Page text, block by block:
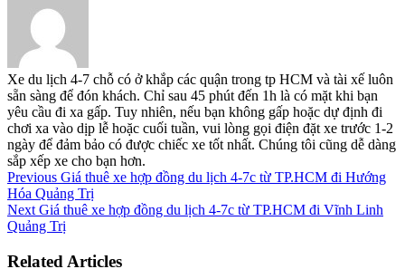
Xe du lịch 4-7 chỗ có ở khắp các quận trong tp HCM và tài xế luôn
sẵn sàng để đón khách. Chỉ sau 45 phút đến 1h là có mặt khi bạn
yêu cầu đi xa gấp. Tuy nhiên, nếu bạn không gấp hoặc dự định đi
chơi xa vào dịp lễ hoặc cuối tuần, vui lòng gọi điện đặt xe trước 1-2
ngày để đảm bảo có được chiếc xe tốt nhất. Chúng tôi cũng dễ dàng
sắp xếp xe cho bạn hơn.
Previous Giá thuê xe hợp đồng du lịch 4-7c từ TP.HCM đi Hướng
Hóa Quảng Trị
Next Giá thuê xe hợp đồng du lịch 4-7c từ TP.HCM đi Vĩnh Linh
Quảng Trị
Related Articles